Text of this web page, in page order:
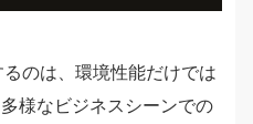
のは、環境性能だけでは
様なビジネスシーンでの